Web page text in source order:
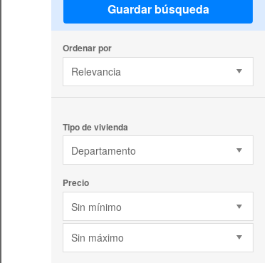
Guardar búsqueda
Ordenar por
Relevancia
Tipo de vivienda
Departamento
Precio
Sin mínimo
Sin máximo